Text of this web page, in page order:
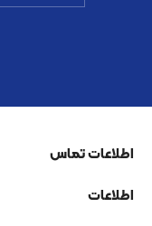
اطلاعات تماس
اطلاعات